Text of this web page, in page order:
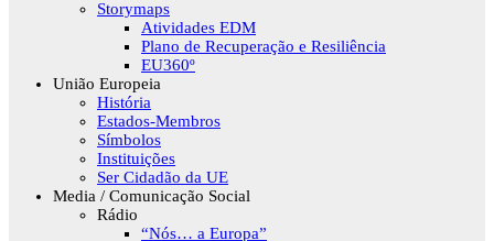
Storymaps
Atividades EDM
Plano de Recuperação e Resiliência
EU360º
União Europeia
História
Estados-Membros
Símbolos
Instituições
Ser Cidadão da UE
Media / Comunicação Social
Rádio
“Nós… a Europa”